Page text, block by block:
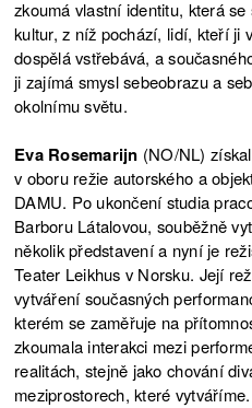
zkoumá vlastní identitu, která
kultur, z níž pochází, lidí, kteří ji
dospělá vstřebává, a
ji zajímá smysl sebeobrazu a
okolnímu světu.
Eva Rosemarijn (NO/NL)
v oboru režie autorského a
DAMU. Po ukončení studia
Barboru Látalovou, souběžně
několik představení a nyní je
Teater Leikhus v Norsku. Její
vytváření současných
kterém se zaměřuje na
zkoumala interakci mezi
realitách, stejně jako chování
meziprostorech, které vytváříme.